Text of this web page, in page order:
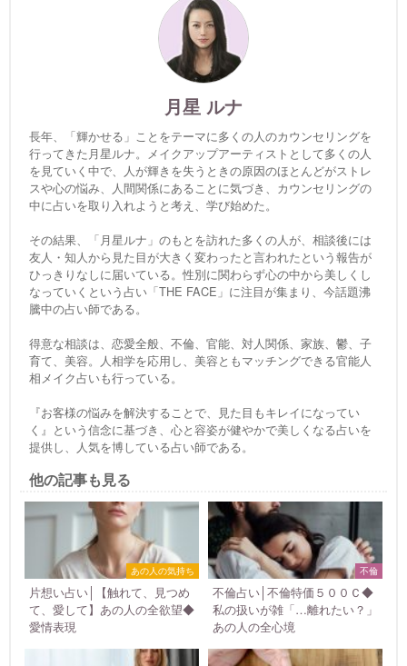
月星 ルナ
長年、「輝かせる」ことをテーマに多くの人のカウンセリングを
行ってきた月星ルナ。メイクアップアーティストとして多くの人
を見ていく中で、人が輝きを失うときの原因のほとんどがストレ
スや心の悩み、人間関係にあることに気づき、カウンセリングの
中に占いを取り入れようと考え、学び始めた。
その結果、「月星ルナ」のもとを訪れた多くの人が、相談後には
友人・知人から見た目が大きく変わったと言われたという報告が
ひっきりなしに届いている。性別に関わらず心の中から美しくし
なっていくという占い「THE FACE」に注目が集まり、今話題沸
騰中の占い師である。
得意な相談は、恋愛全般、不倫、官能、対人関係、家族、鬱、子
育て、美容。人相学を応用し、美容ともマッチングできる官能人
相メイク占いも行っている。
『お客様の悩みを解決することで、見た目もキレイになってい
く』という信念に基づき、心と容姿が健やかで美しくなる占いを
提供し、人気を博している占い師である。
他の記事も見る
あの人の気持ち
片想い占い│【触れて、見つめ
て、愛して】あの人の全欲望◆
愛情表現
不倫
不倫占い│不倫特価５００Ｃ◆
私の扱いが雑「…離れたい？」
あの人の全心境